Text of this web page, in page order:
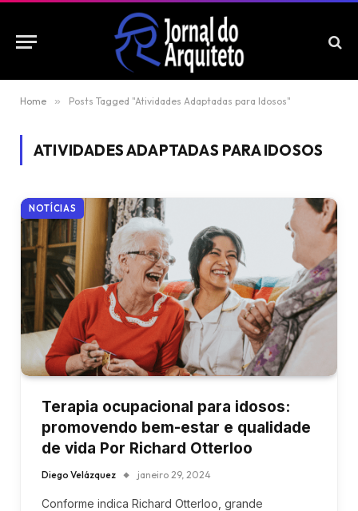
Home » Posts Tagged "Atividades Adaptadas para Idosos"
ATIVIDADES ADAPTADAS PARA IDOSOS
NOTÍCIAS
Terapia ocupacional para idosos:
promovendo bem-estar e qualidade
de vida Por Richard Otterloo
Diego Velázquez janeiro 29, 2024
Conforme indica Richard Otterloo, grande